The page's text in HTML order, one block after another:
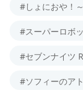
#しょにおや！
#スーパーロボ
#セブンナイツ
#ソフィーのア